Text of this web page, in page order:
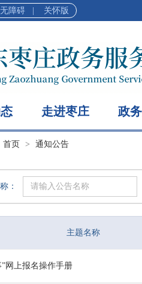
无障碍 关怀版
走进枣庄 政
首页 通知公告
：
主题名称
网上报名操作手册